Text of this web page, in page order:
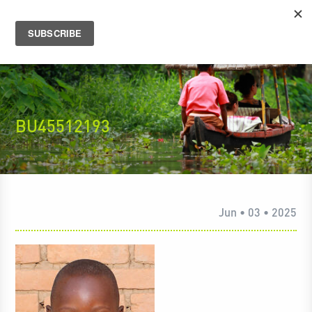
BU45512193
Jun • 03 • 2025